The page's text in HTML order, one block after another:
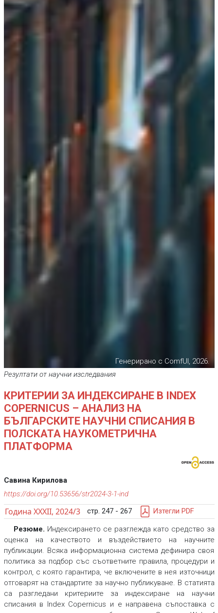
Генерирано с ComfUI, 2026.
Резултати от научни изследвания
КРИТЕРИИ ЗА ИНДЕКСИРАНЕ В INDEX
COPERNICUS – АНАЛИЗ НА
БЪЛГАРСКИТЕ НАУЧНИ СПИСАНИЯ В
ПОЛСКАТА НАУКОМЕТРИЧНА
ПЛАТФОРМА
Савина Кирилова
https://doi.org/10.53656/str2024-3-1-ind
Година XXXII, 2024/3 стр. 247 - 267 Изтегли PDF
Резюме. Индексирането се разглежда като средство за
оценка на качеството и въздействието на научните
публикации. Всяка информационна система дефинира своя
политика за подбор със съответните правила, процедури и
контрол, с която гарантира, че включените в нея източници
отговарят на стандартите за научно публикуване. В статията
са разгледани критериите за индексиране на научни
списания в Index Copernicus и е направена съпоставка с